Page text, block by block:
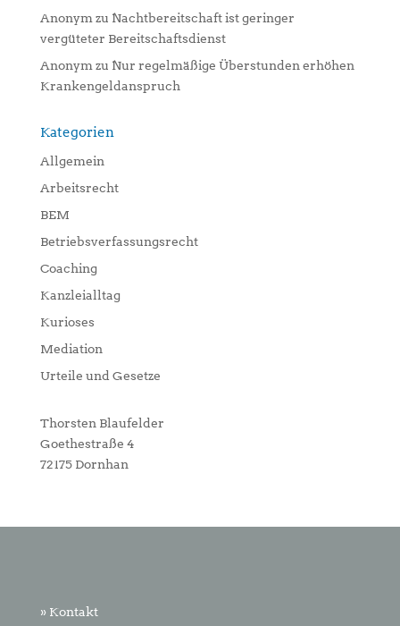
Anonymzu Nachtbereitschaft ist geringer
vergüteter Bereitschaftsdienst
Anonymzu Nur regelmäßige Überstunden erhöhen
Krankengeldanspruch
Kategorien
Allgemein
Arbeitsrecht
BEM
Betriebsverfassungsrecht
Coaching
Kanzleialltag
Kurioses
Mediation
Urteile und Gesetze
Thorsten Blaufelder
Goethestraße 4
72175 Dornhan
» Kontakt